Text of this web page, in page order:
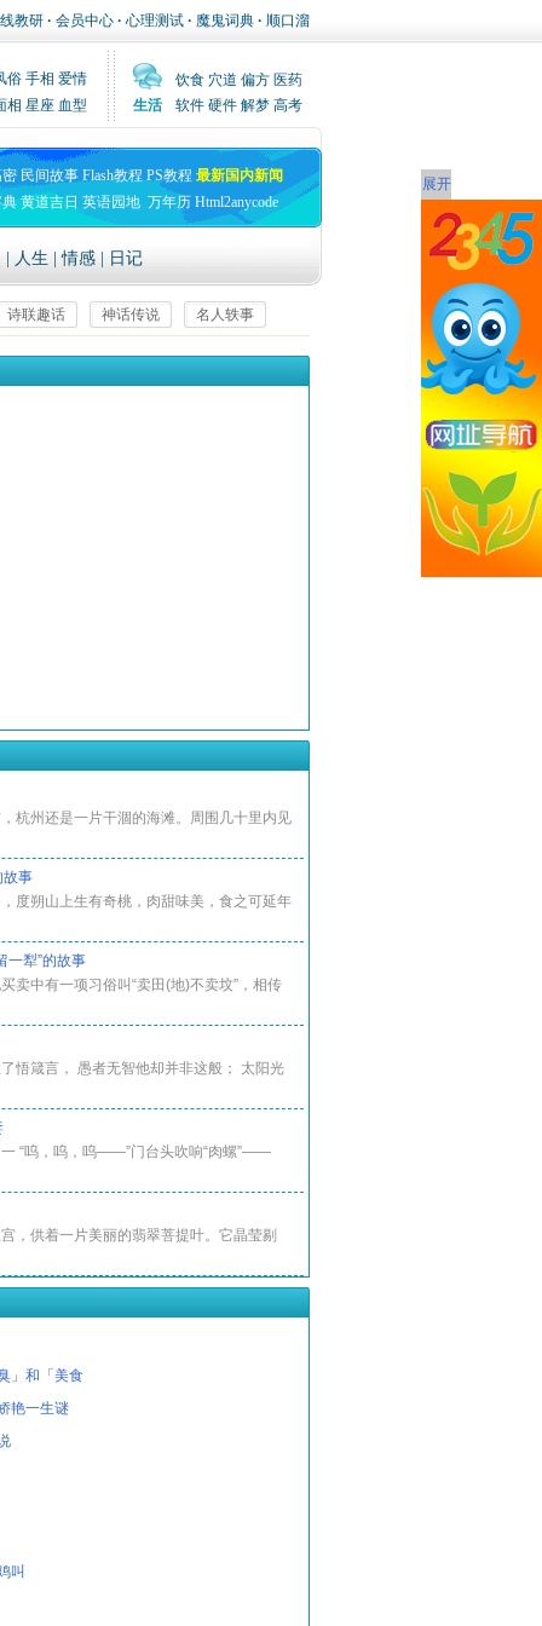
展开
教研 · 会员中心 · 心理测试 · 魔鬼词典 · 顺口溜
俗 手相 爱情
相 星座 血型
饮食 穴道 偏方 医药
生活
软件 硬件 解梦 高考
民间故事 Flash教程 PS教程 最新国内新闻
黄道吉日 英语园地 万年历 Html2anycode
人生 |情感 日记
诗联趣话 神话传说
名人轶事
杭州还是一片干涸的海滩。周围几十里内见
故事
度朔山上生有奇桃，肉甜味美，食之可延年
一犁”的故事
卖中有一项习俗叫“卖田(地)不卖坟”，相传
悟箴言， 愚者无智他却并非这般； 太阳光
“呜，呜，呜——”门台头吹响“肉螺”——
，供着一片美丽的翡翠菩提叶。它晶莹剔
」和「美食
艳一生谜
叫